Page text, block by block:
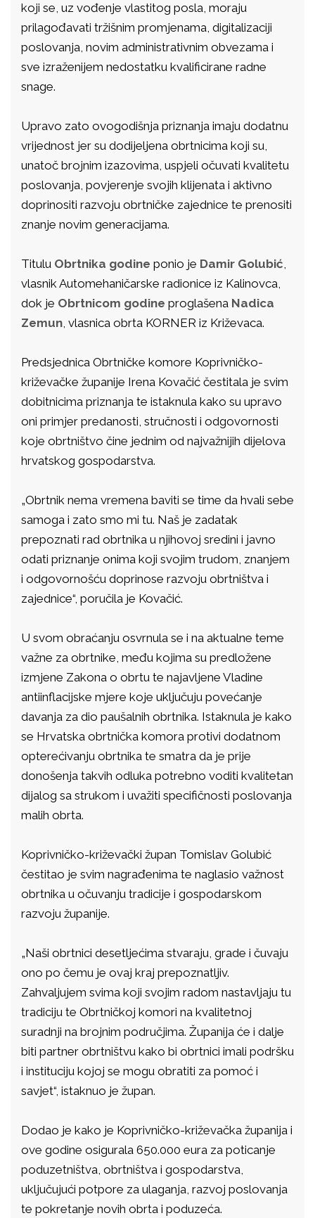
koji se, uz vođenje vlastitog posla, moraju
prilagođavati tržišnim promjenama, digitalizaciji
poslovanja, novim administrativnim obvezama i
sve izraženijem nedostatku kvalificirane radne
snage.
Upravo zato ovogodišnja priznanja imaju dodatnu
vrijednost jer su dodijeljena obrtnicima koji su,
unatoč brojnim izazovima, uspjeli očuvati kvalitetu
poslovanja, povjerenje svojih klijenata i aktivno
doprinositi razvoju obrtničke zajednice te prenositi
znanje novim generacijama.
Titulu Obrtnika godine ponio je Damir Golubić,
vlasnik Automehaničarske radionice iz Kalinovca,
dok je Obrtnicom godine proglašena Nadica
Zemun, vlasnica obrta KORNER iz Križevaca.
Predsjednica Obrtničke komore Koprivničko-
križevačke županije Irena Kovačić čestitala je svim
dobitnicima priznanja te istaknula kako su upravo
oni primjer predanosti, stručnosti i odgovornosti
koje obrtništvo čine jednim od najvažnijih dijelova
hrvatskog gospodarstva.
„Obrtnik nema vremena baviti se time da hvali sebe
samoga i zato smo mi tu. Naš je zadatak
prepoznati rad obrtnika u njihovoj sredini i javno
odati priznanje onima koji svojim trudom, znanjem
i odgovornošću doprinose razvoju obrtništva i
zajednice“, poručila je Kovačić.
U svom obraćanju osvrnula se i na aktualne teme
važne za obrtnike, među kojima su predložene
izmjene Zakona o obrtu te najavljene Vladine
antiinflacijske mjere koje uključuju povećanje
davanja za dio paušalnih obrtnika. Istaknula je kako
se Hrvatska obrtnička komora protivi dodatnom
opterećivanju obrtnika te smatra da je prije
donošenja takvih odluka potrebno voditi kvalitetan
dijalog sa strukom i uvažiti specifičnosti poslovanja
malih obrta.
Koprivničko-križevački župan Tomislav Golubić
čestitao je svim nagrađenima te naglasio važnost
obrtnika u očuvanju tradicije i gospodarskom
razvoju županije.
„Naši obrtnici desetljećima stvaraju, grade i čuvaju
ono po čemu je ovaj kraj prepoznatljiv.
Zahvaljujem svima koji svojim radom nastavljaju tu
tradiciju te Obrtničkoj komori na kvalitetnoj
suradnji na brojnim područjima. Županija će i dalje
biti partner obrtništvu kako bi obrtnici imali podršku
i instituciju kojoj se mogu obratiti za pomoć i
savjet“, istaknuo je župan.
Dodao je kako je Koprivničko-križevačka županija i
ove godine osigurala 650.000 eura za poticanje
poduzetništva, obrtništva i gospodarstva,
uključujući potpore za ulaganja, razvoj poslovanja
te pokretanje novih obrta i poduzeća.